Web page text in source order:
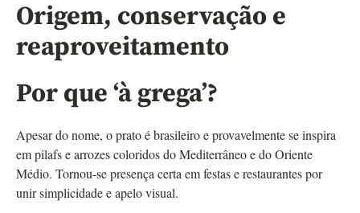
Origem, conservação e
reaproveitamento
Por que ‘à grega’?
Apesar do nome, o prato é brasileiro e provavelmente se inspira
em pilafs e arrozes coloridos do Mediterrâneo e do Oriente
Médio. Tornou-se presença certa em festas e restaurantes por
unir simplicidade e apelo visual.